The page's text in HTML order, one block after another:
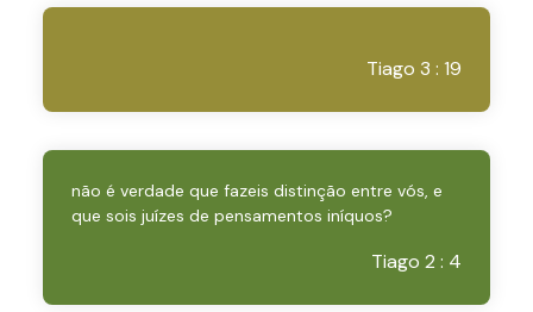
Tiago 3 : 19
não é verdade que fazeis distinção entre vós, e
que sois juízes de pensamentos iníquos?
Tiago 2 : 4